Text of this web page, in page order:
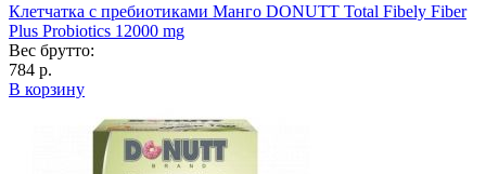
Клетчатка с пребиотиками Манго DONUTT Total Fibely Fiber
Plus Probiotics 12000 mg
Вес брутто:
784 р.
В корзину